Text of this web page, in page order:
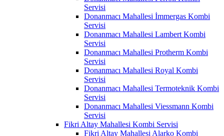
Servisi
Donanmacı Mahallesi İmmergas Kombi
Servisi
Donanmacı Mahallesi Lambert Kombi
Servisi
Donanmacı Mahallesi Protherm Kombi
Servisi
Donanmacı Mahallesi Royal Kombi
Servisi
Donanmacı Mahallesi Termoteknik Kombi
Servisi
Donanmacı Mahallesi Viessmann Kombi
Servisi
Fikri Altay Mahallesi Kombi Servisi
Fikri Altay Mahallesi Alarko Kombi